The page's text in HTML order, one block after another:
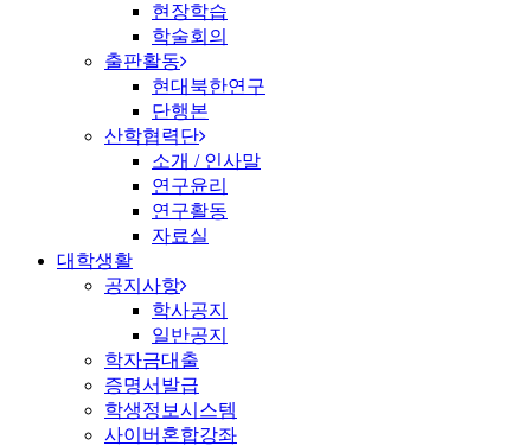
현장학습
학술회의
출판활동
현대북한연구
단행본
산학협력단
소개 / 인사말
연구윤리
연구활동
자료실
대학생활
공지사항
학사공지
일반공지
학자금대출
증명서발급
학생정보시스템
사이버혼합강좌